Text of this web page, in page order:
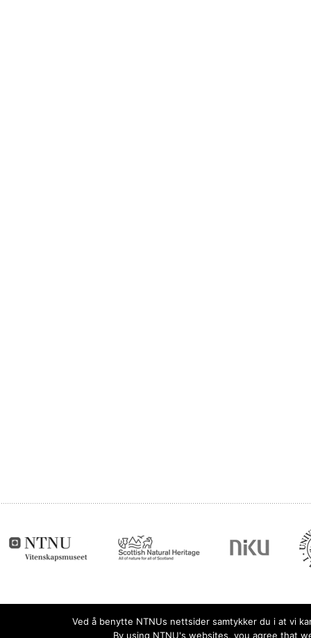
Ved å benytte NTNUs nettsider samtykker du i at vi
By using NTNU's websites, you agree that